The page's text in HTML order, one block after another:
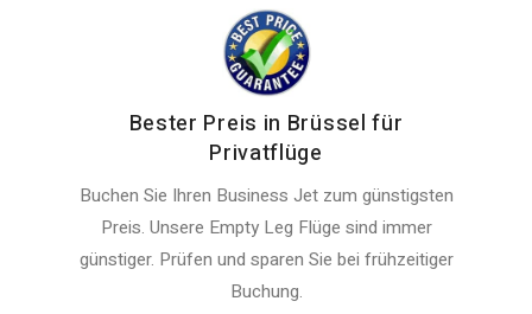
Bester Preis in Brüssel für
Privatflüge
Buchen Sie Ihren Business Jet zum günstigsten
Preis. Unsere Empty Leg Flüge sind immer
günstiger. Prüfen und sparen Sie bei frühzeitiger
Buchung.